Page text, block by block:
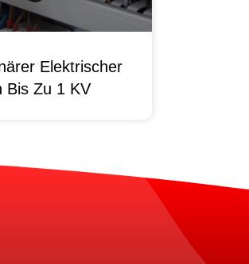
Elektrischer
Bis Zu 1 KV